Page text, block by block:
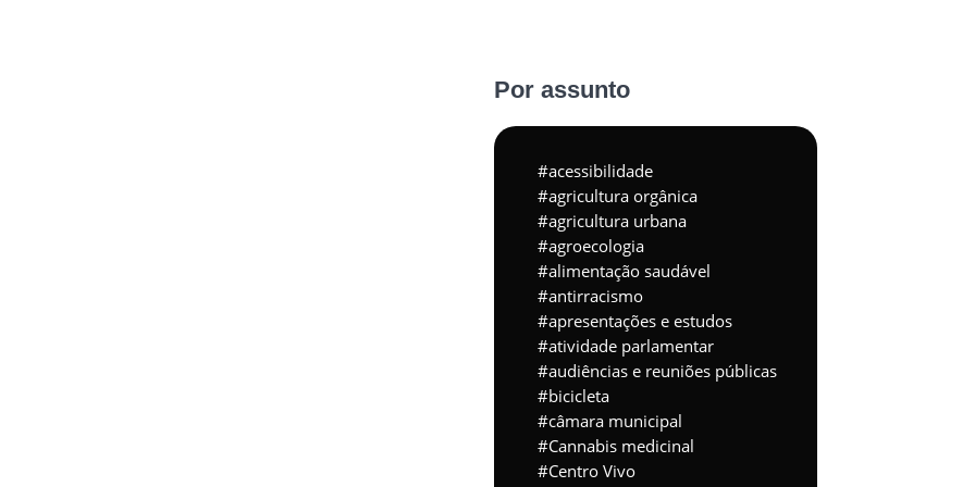
Por assunto
acessibilidade
agricultura orgânica
agricultura urbana
agroecologia
alimentação saudável
antirracismo
apresentações e estudos
atividade parlamentar
audiências e reuniões públicas
bicicleta
câmara municipal
Cannabis medicinal
Centro Vivo